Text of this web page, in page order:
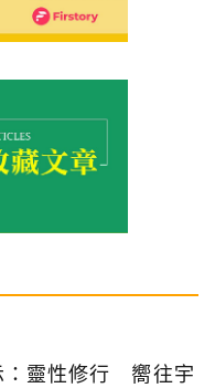
：靈性修行 嚮往宇